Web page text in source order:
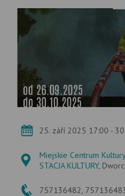
25. září 2025 17:00 -
Miejskie Centrum
STACJA KULTURY,
757136482,